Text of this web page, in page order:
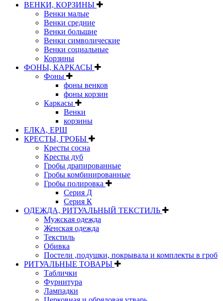
ВЕНКИ, КОРЗИНЫ
Венки малые
Венки средние
Венки большие
Венки символические
Венки социальные
Корзины
ФОНЫ, КАРКАСЫ
Фоны
фоны венков
фоны корзин
Каркасы
Венки
корзины
ЕЛКА, ЕРШ
КРЕСТЫ, ГРОБЫ
Кресты сосна
Кресты дуб
Гробы драпированные
Гробы комбинированные
Гробы полировка
Серия Д
Серия К
ОДЕЖДА, РИТУАЛЬНЫЙ ТЕКСТИЛЬ
Мужская одежда
Женская одежда
Текстиль
Обивка
Постели ,подушки, покрывала и комплекты в гроб
РИТУАЛЬНЫЕ ТОВАРЫ
Таблички
Фурнитура
Лампадки